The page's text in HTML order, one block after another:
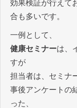
効果検証が行えて
合も多いです。
一例として、
健康セミナーは、
すが
担当者は、セミナ
事後アンケートの
った、